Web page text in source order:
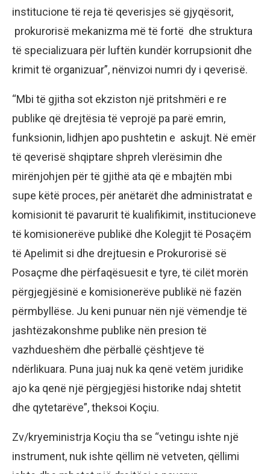
institucione të reja të qeverisjes së gjyqësorit,
prokurorisë mekanizma më të fortë dhe struktura
të specializuara për luftën kundër korrupsionit dhe
krimit të organizuar”, nënvizoi numri dy i qeverisë.
“Mbi të gjitha sot ekziston një pritshmëri e re
publike që drejtësia të veprojë pa parë emrin,
funksionin, lidhjen apo pushtetin e askujt. Në emër
të qeverisë shqiptare shpreh vlerësimin dhe
mirënjohjen për të gjithë ata që e mbajtën mbi
supe këtë proces, për anëtarët dhe administratat e
komisionit të pavarurit të kualifikimit, institucioneve
të komisionerëve publikë dhe Kolegjit të Posaçëm
të Apelimit si dhe drejtuesin e Prokurorisë së
Posaçme dhe përfaqësuesit e tyre, të cilët morën
përgjegjësinë e komisionerëve publikë në fazën
përmbyllëse. Ju keni punuar nën një vëmendje të
jashtëzakonshme publike nën presion të
vazhdueshëm dhe përballë çështjeve të
ndërlikuara. Puna juaj nuk ka qenë vetëm juridike
ajo ka qenë një përgjegjësi historike ndaj shtetit
dhe qytetarëve”, theksoi Koçiu.
Zv/kryeministrja Koçiu tha se “vetingu ishte një
instrument, nuk ishte qëllim në vetveten, qëllimi